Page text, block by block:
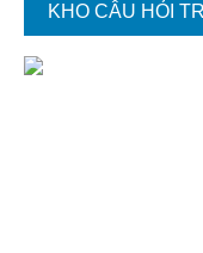
KHO CÂU HỎI